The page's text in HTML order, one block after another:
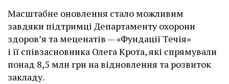
Масштабне оновлення стало можливим
завдяки підтримці Департаменту охорони
здоров’я та меценатів — «Фундації Течія»
і її співзасновника Олега Крота, які спрямували
понад 8,5 млн грн на відновлення та розвиток
закладу.